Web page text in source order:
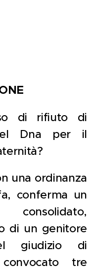
di rifiuto di
Dna per il
una ordinanza
conferma un
di un genitore
giudizio di
tre